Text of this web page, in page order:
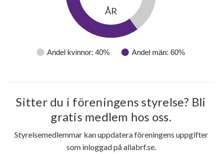
Andel kvinnor: 40% Andel män: 60%
ÅR
Sitter du i föreningens styrelse? Bli
gratis medlem hos oss.
Styrelsemedlemmar kan uppdatera föreningens uppgifter
som inloggad på allabrf.se.